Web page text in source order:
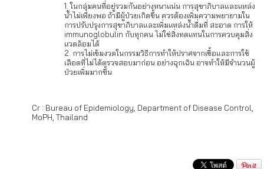
ในกลุ่มคนที่อยู่รวมกันอย่างหนาแน่น การสุขาภิบาลและแหล่ง
น้ำไม่เพียงพอ ถ้ามีผู้ป่วยเกิดขึ้น ควรต้องเพิ่มความพยายามใน
การปรับปรุงการสุขาภิบาลและเพิ่มแหล่งน้ำดื่มที่ สะอาด การให้
immunoglobulin กับทุกคน ไม่ใช่สิ่งทดแทนในการควบคุมสิ่ง
แวดล้อมได้
การไม่เข้มงวดในกรรมวิธีการทำให้ปราศจากเชื้อและการใช้
เลือดที่ไม่ได้ตรวจสอบมาก่อน อย่างฉุกเฉิน อาจทำให้มีจำนวนผู้
ป่วยเพิ่มมากขึ้น
Cr : Bureau of Epidemiology, Department of Disease Control,
MoPH, Thailand